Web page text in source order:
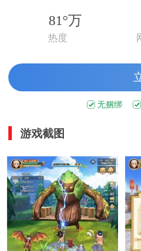
81°万
热度
无捆绑
游戏截图